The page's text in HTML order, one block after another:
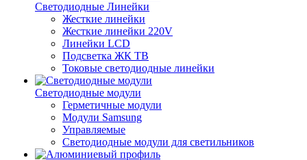
Светодиодные Линейки
Жесткие линейки
Жесткие линейки 220V
Линейки LCD
Подсветка ЖК ТВ
Токовые светодиодные линейки
Светодиодные модули
Герметичные модули
Модули Samsung
Управляемые
Светодиодные модули для светильников